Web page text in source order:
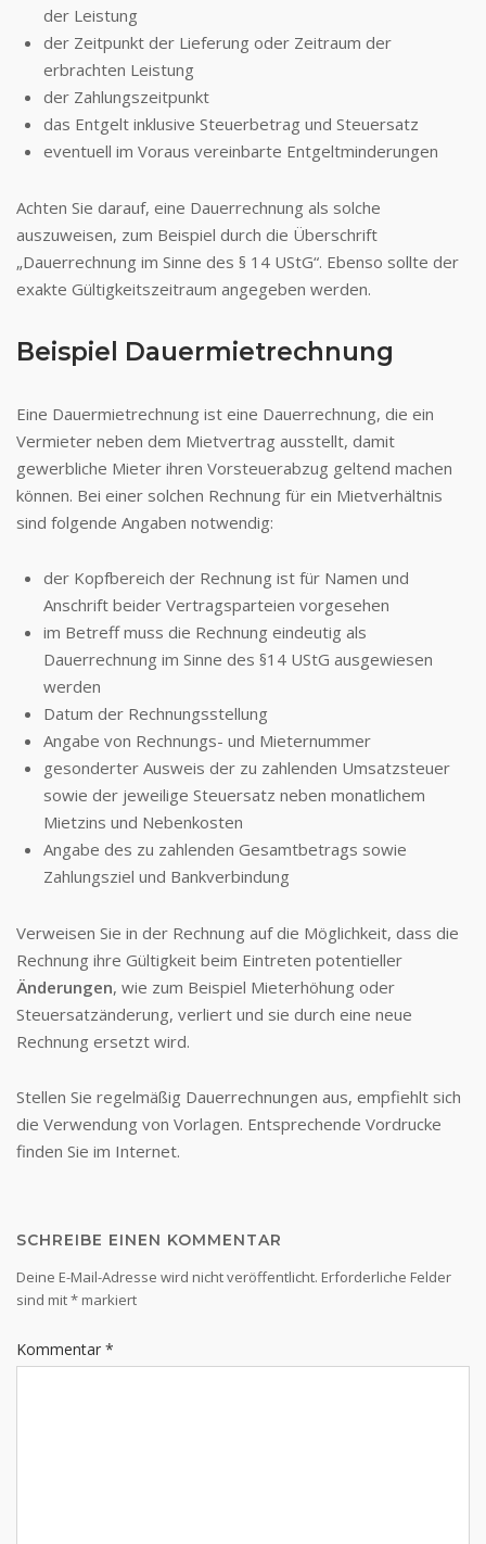
der Leistung
der Zeitpunkt der Lieferung oder Zeitraum der
erbrachten Leistung
der Zahlungszeitpunkt
das Entgelt inklusive Steuerbetrag und Steuersatz
eventuell im Voraus vereinbarte Entgeltminderungen
Achten Sie darauf, eine Dauerrechnung als solche
auszuweisen, zum Beispiel durch die Überschrift
„Dauerrechnung im Sinne des § 14 UStG“. Ebenso sollte der
exakte Gültigkeitszeitraum angegeben werden.
Beispiel Dauermietrechnung
Eine Dauermietrechnung ist eine Dauerrechnung, die ein
Vermieter neben dem Mietvertrag ausstellt, damit
gewerbliche Mieter ihren Vorsteuerabzug geltend machen
können. Bei einer solchen Rechnung für ein Mietverhältnis
sind folgende Angaben notwendig:
der Kopfbereich der Rechnung ist für Namen und
Anschrift beider Vertragsparteien vorgesehen
im Betreff muss die Rechnung eindeutig als
Dauerrechnung im Sinne des §14 UStG ausgewiesen
werden
Datum der Rechnungsstellung
Angabe von Rechnungs- und Mieternummer
gesonderter Ausweis der zu zahlenden Umsatzsteuer
sowie der jeweilige Steuersatz neben monatlichem
Mietzins und Nebenkosten
Angabe des zu zahlenden Gesamtbetrags sowie
Zahlungsziel und Bankverbindung
Verweisen Sie in der Rechnung auf die Möglichkeit, dass die
Rechnung ihre Gültigkeit beim Eintreten potentieller
Änderungen, wie zum Beispiel Mieterhöhung oder
Steuersatzänderung, verliert und sie durch eine neue
Rechnung ersetzt wird.
Stellen Sie regelmäßig Dauerrechnungen aus, empfiehlt sich
die Verwendung von Vorlagen. Entsprechende Vordrucke
finden Sie im Internet.
SCHREIBE EINEN KOMMENTAR
Deine E-Mail-Adresse wird nicht veröffentlicht. Erforderliche Felder
sind mit* markiert
Kommentar *